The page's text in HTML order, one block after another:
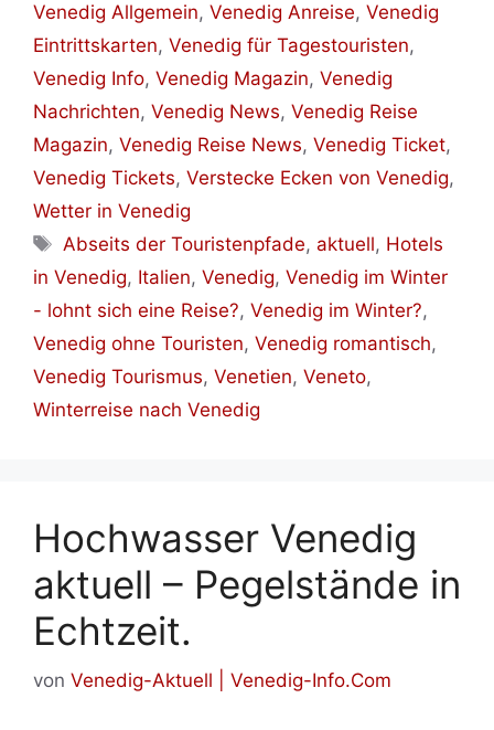
Venedig Allgemein, Venedig Anreise, Venedig
Eintrittskarten, Venedig für Tagestouristen,
Venedig Info, Venedig Magazin, Venedig
Nachrichten, Venedig News, Venedig Reise
Magazin, Venedig Reise News, Venedig Ticket,
Venedig Tickets, Verstecke Ecken von Venedig,
Wetter in Venedig
Schlagwörter
Abseits der Touristenpfade, aktuell, Hotels
in Venedig, Italien, Venedig, Venedig im Winter
- lohnt sich eine Reise?, Venedig im Winter?,
Venedig ohne Touristen, Venedig romantisch,
Venedig Tourismus, Venetien, Veneto,
Winterreise nach Venedig
Hochwasser Venedig
aktuell – Pegelstände in
Echtzeit.
von Venedig-Aktuell | Venedig-Info.Com